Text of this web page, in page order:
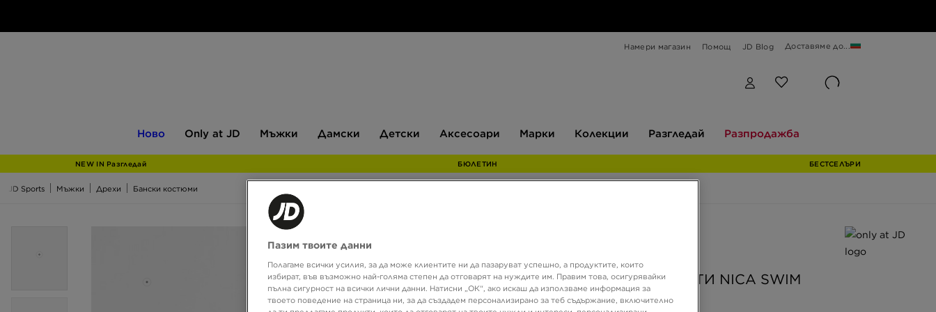
Намери магазин Помощ JD Blog Доставяме до...
Ново
JD
Only at JD Мъжки Дамски Детски Аксесоари Марки Колекции Разгледай Разпродажба
NEW IN Разгледай БЮЛЕТИН БЕСТСЕЛЪРИ
JD Sports Мъжки Дрехи Бански костюми
MCKENZIE ШОРТИ NICA SWIM
SHORT BL
Пазим твоите данни
Полагаме всички усилия, за да може клиентите ни да пазаруват успешно, а продуктите, които
избират, във възможно най-голяма степен да отговарят на нуждите им. Правим това, осигурявайки
пълна сигурност на всички лични данни. Натисни „ОК“, ако искаш да използваме информация за
твоето поведение на страница ни, за да създадем персонализирано за теб съдържание, включително